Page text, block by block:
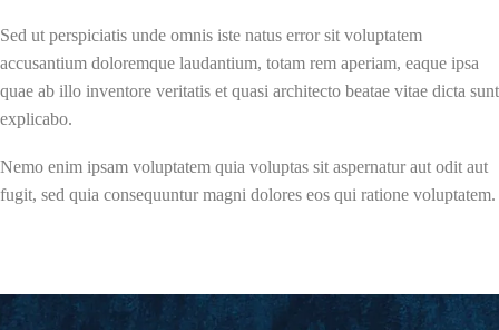
Sed ut perspiciatis unde omnis iste natus error sit voluptatem
accusantium doloremque laudantium, totam rem aperiam, eaque ipsa
quae ab illo inventore veritatis et quasi architecto beatae vitae dicta sunt
explicabo.
Nemo enim ipsam voluptatem quia voluptas sit aspernatur aut odit aut
fugit, sed quia consequuntur magni dolores eos qui ratione voluptatem.